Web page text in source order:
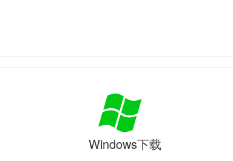
Windows下载